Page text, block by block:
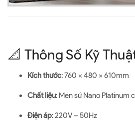
📐 Thông Số Kỹ
Kích thước: 760 x 480 x 610mm
Chất liệu: Men sứ Nano Platinum
Điện áp: 220V – 50Hz